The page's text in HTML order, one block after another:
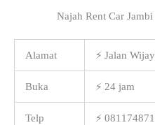
Najah Rent Car
Alamat ⚡ Jalan
Buka ⚡ 24 jam
Telp ⚡